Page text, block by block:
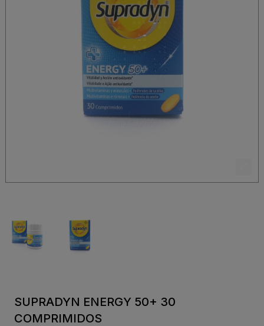
SUPRADYN ENERGY 50+ 30
COMPRIMIDOS